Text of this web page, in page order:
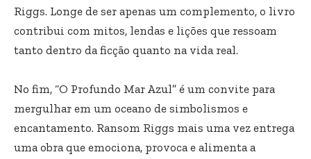
Riggs. Longe de ser apenas um complemento, o livro
contribui com mitos, lendas e lições que ressoam
tanto dentro da ficção quanto na vida real.
No fim, “O Profundo Mar Azul” é um convite para
mergulhar em um oceano de simbolismos e
encantamento. Ransom Riggs mais uma vez entrega
uma obra que emociona, provoca e alimenta a